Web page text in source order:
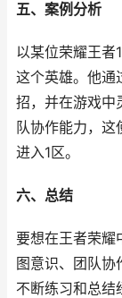
五、案例分析
以某位荣耀王者
这个英雄。他通
招，并在游戏中
队协作能力，这
进入1区。
六、总结
要想在王者荣耀
图意识、团队协
不断练习和总结